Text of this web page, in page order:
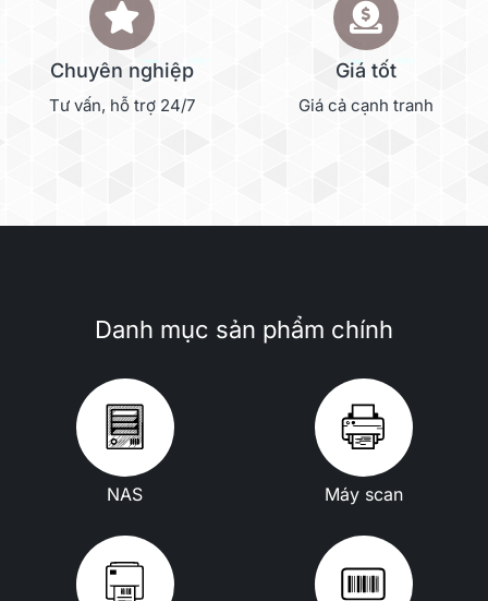
Chuyên nghiệp
Tư vấn, hỗ trợ 24/7
Giá tốt
Giá cả cạnh tranh
Danh mục sản phẩm chính
NAS Máy scan